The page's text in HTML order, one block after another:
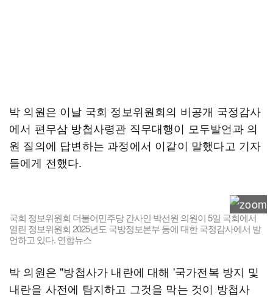
박 의원은 이날 국회 정보위원회의 비공개 국정감사
에서 편무삼 방첩사령관 직무대행이 모두발언과 의
원 질의에 답변하는 과정에서 이같이 말했다고 기자
들에게 전했다.
국회 정보위원회 더불어민주당 간사인 박선원 의원이 5일 국회에서
열린 정보위원회 2025년도 국방정보본부 등에 대한 국정감사에서 발
언하고 있다. 연합뉴스
박 의원은 "방첩사가 내란에 대해 '국가전복 방지 및
내란을 사전에 탐지하고 그것을 막는 것이 방첩사